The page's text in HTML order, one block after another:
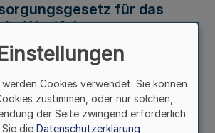
für das
Westfalen
-
01. Juli 2016
Cookies verwendet. Sie können
zustimmen, oder nur solchen,
der Seite zwingend erforderlich
die Datenschutzerklärung